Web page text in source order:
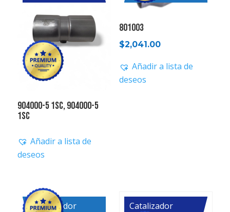
904000-5 1SC, 904000-5
1SC
Añadir a lista de
deseos
801003
$2,041.00
Añadir a lista de
deseos
Catalizador
Catalizador